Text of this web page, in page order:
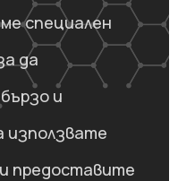
специален
да
и
предоставите